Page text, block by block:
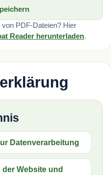
PDF-Dateien? Hier
Reader herunterladen.
Datenverarbeitung
Website und